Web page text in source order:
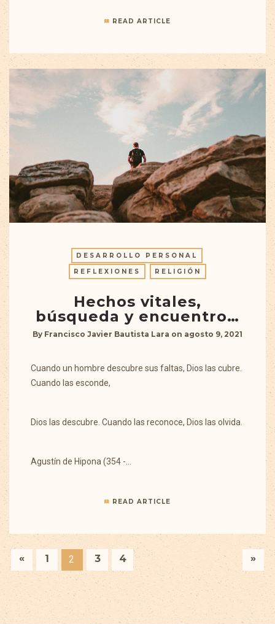
READ ARTICLE
DESARROLLO PERSONAL
REFLEXIONES
RELIGIÓN
Hechos vitales,
búsqueda y encuentro…
By Francisco Javier Bautista Lara on agosto 9, 2021
Cuando un hombre descubre sus faltas, Dios las cubre.
Cuando las esconde,
Dios las descubre. Cuando las reconoce, Dios las olvida.
Agustín de Hipona (354 -…
READ ARTICLE
« 1 2 3 4 »